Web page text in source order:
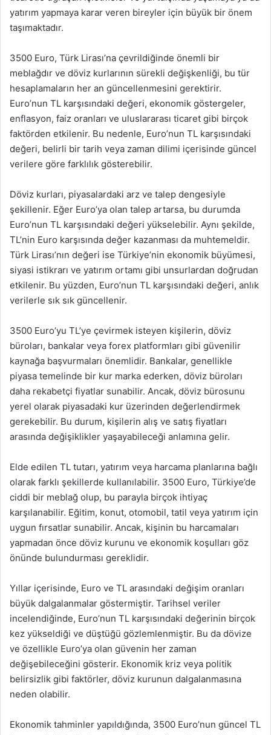
yatırım yapmaya karar veren bireyler için büyük bir önem
taşımaktadır.
3500 Euro, Türk Lirası’na çevrildiğinde önemli bir
meblağdır ve döviz kurlarının sürekli değişkenliği, bu tür
hesaplamaların her an güncellenmesini gerektirir.
Euro’nun TL karşısındaki değeri, ekonomik göstergeler,
enflasyon, faiz oranları ve uluslararası ticaret gibi birçok
faktörden etkilenir. Bu nedenle, Euro’nun TL karşısındaki
değeri, belirli bir tarih veya zaman dilimi içerisinde güncel
verilere göre farklılık gösterebilir.
Döviz kurları, piyasalardaki arz ve talep dengesiyle
şekillenir. Eğer Euro’ya olan talep artarsa, bu durumda
Euro’nun TL karşısındaki değeri yükselebilir. Aynı şekilde,
TL’nin Euro karşısında değer kazanması da muhtemeldir.
Türk Lirası’nın değeri ise Türkiye’nin ekonomik büyümesi,
siyasi istikrarı ve yatırım ortamı gibi unsurlardan doğrudan
etkilenir. Bu yüzden, Euro’nun TL karşısındaki değeri, anlık
verilerle sık sık güncellenir.
3500 Euro’yu TL’ye çevirmek isteyen kişilerin, döviz
büroları, bankalar veya forex platformları gibi güvenilir
kaynağa başvurmaları önemlidir. Bankalar, genellikle
piyasa temelinde bir kur marka ederken, döviz büroları
daha rekabetçi fiyatlar sunabilir. Ancak, döviz bürosunu
yerel olarak piyasadaki kur üzerinden değerlendirmek
gerekebilir. Bu durum, kişilerin alış ve satış fiyatları
arasında değişiklikler yaşayabileceği anlamına gelir.
Elde edilen TL tutarı, yatırım veya harcama planlarına bağlı
olarak farklı şekillerde kullanılabilir. 3500 Euro, Türkiye’de
ciddi bir meblağ olup, bu parayla birçok ihtiyaç
karşılanabilir. Eğitim, konut, otomobil, tatil veya yatırım için
uygun fırsatlar sunabilir. Ancak, kişinin bu harcamaları
yapmadan önce döviz kurunu ve ekonomik koşulları göz
önünde bulundurması gereklidir.
Yıllar içerisinde, Euro ve TL arasındaki değişim oranları
büyük dalgalanmalar göstermiştir. Tarihsel veriler
incelendiğinde, Euro’nun TL karşısındaki değerinin birçok
kez yükseldiği ve düştüğü gözlemlenmiştir. Bu da dövize
ve özellikle Euro’ya olan güvenin her zaman
değişebileceğini gösterir. Ekonomik kriz veya politik
belirsizlik gibi faktörler, döviz kurunun dalgalanmasına
neden olabilir.
Ekonomik tahminler yapıldığında, 3500 Euro’nun güncel TL